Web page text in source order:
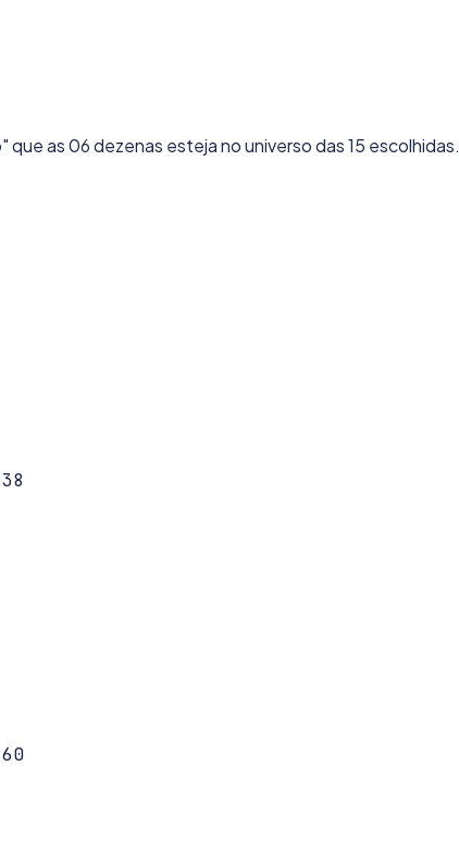
as 06 dezenas esteja no universo das 15 escolhidas.